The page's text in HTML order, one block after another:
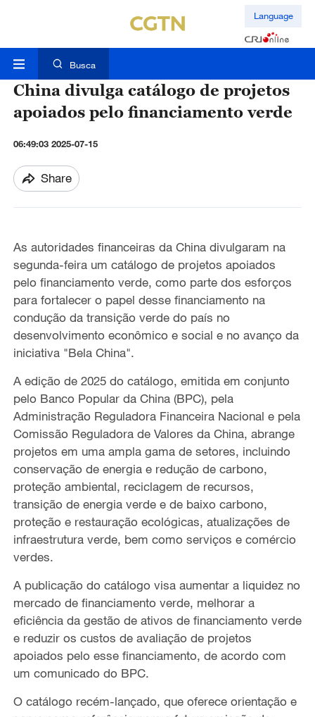
Language
Busca
China divulga catálogo de projetos
apoiados pelo financiamento verde
06:49:03 2025-07-15
Share
As autoridades financeiras da China divulgaram na
segunda-feira um catálogo de projetos apoiados
pelo financiamento verde, como parte dos esforços
para fortalecer o papel desse financiamento na
condução da transição verde do país no
desenvolvimento econômico e social e no avanço da
iniciativa "Bela China".
A edição de 2025 do catálogo, emitida em conjunto
pelo Banco Popular da China (BPC), pela
Administração Reguladora Financeira Nacional e pela
Comissão Reguladora de Valores da China, abrange
projetos em uma ampla gama de setores, incluindo
conservação de energia e redução de carbono,
proteção ambiental, reciclagem de recursos,
transição de energia verde e de baixo carbono,
proteção e restauração ecológicas, atualizações de
infraestrutura verde, bem como serviços e comércio
verdes.
A publicação do catálogo visa aumentar a liquidez no
mercado de financiamento verde, melhorar a
eficiência da gestão de ativos de financiamento verde
e reduzir os custos de avaliação de projetos
apoiados pelo esse financiamento, de acordo com
um comunicado do BPC.
O catálogo recém-lançado, que oferece orientação e